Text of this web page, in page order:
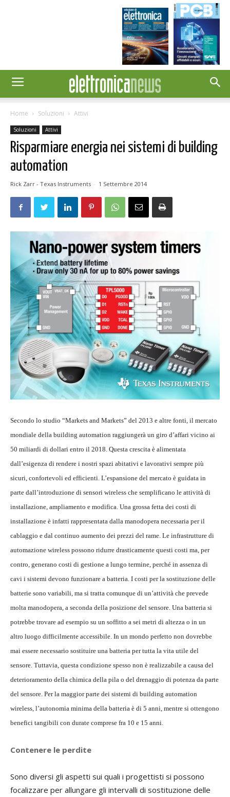
Home Soluzioni Attivi
Soluzioni Attivi
Risparmiare energia nei sistemi di building
automation
Rick Zarr - Texas Instruments - 1 Settembre 2014
Secondo lo studio “Markets and Markets” del 2013 e altre fonti, il mercato
mondiale della building automation raggiungerà un giro d’affari vicino ai
50 miliardi di dollari entro il 2018. Questa crescita è alimentata
dall’esigenza di rendere i nostri spazi abitativi e lavorativi sempre più
sicuri, confortevoli ed efficienti. L’espansione del mercato è guidata in
parte dall’introduzione di sensori wireless che semplificano le attività di
installazione, ampliamento e modifica. Una grossa fetta dei costi di
installazione è infatti rappresentata dalla manodopera necessaria per il
cablaggio e dal continuo aumento dei prezzi del rame. Le infrastrutture di
automazione wireless possono ridurre drasticamente questi costi ma, per
contro, generano costi di gestione a lungo termine, perché in assenza di
cavi i sistemi devono funzionare a batteria. I costi per la sostituzione delle
batterie sono variabili, ma si tratta comunque di un’attività che prevede
molta manodopera, a seconda della posizione del sensore. Una batteria si
potrebbe trovare ad esempio su un soffitto a sei metri di altezza o in un
altro luogo difficilmente accessibile. In un mondo perfetto non dovrebbe
mai essere necessario sostituire una batteria per tutta la vita utile del
sensore. Tuttavia, questa condizione spesso non è realizzabile a causa del
deterioramento della chimica della pila o del drenaggio di potenza da parte
del sensore. Per la maggior parte dei sistemi di building automation
wireless, l’autonomia minima della batteria è di 5 anni, mentre si ottengono
benefici tangibili con durate comprese fra 10 e 15 anni.
Contenere le perdite
Sono diversi gli aspetti sui quali i progettisti si possono
focalizzare per allungare gli intervalli di sostituzione delle